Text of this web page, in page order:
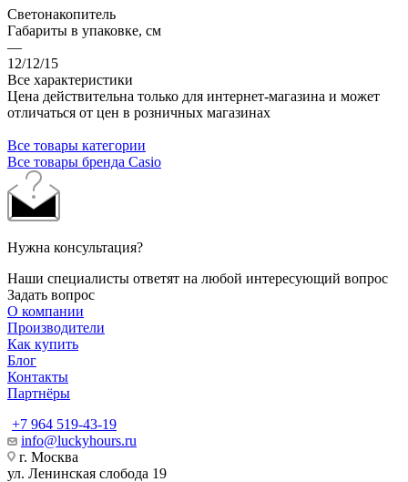
Светонакопитель
Габариты в упаковке, см
—
12/12/15
Все характеристики
Цена действительна только для интернет-магазина и может
отличаться от цен в розничных магазинах
Все товары категории
Все товары бренда Casio
Нужна консультация?
Наши специалисты ответят на любой интересующий вопрос
Задать вопрос
О компании
Производители
Как купить
Блог
Контакты
Партнёры
+7 964 519-43-19
info@luckyhours.ru
г. Москва
ул. Ленинская слобода 19